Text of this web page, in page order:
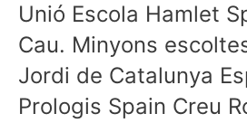
Unió Escola Hamlet
Cau. Minyons
Jordi de Catalunya
Prologis Spain Creu